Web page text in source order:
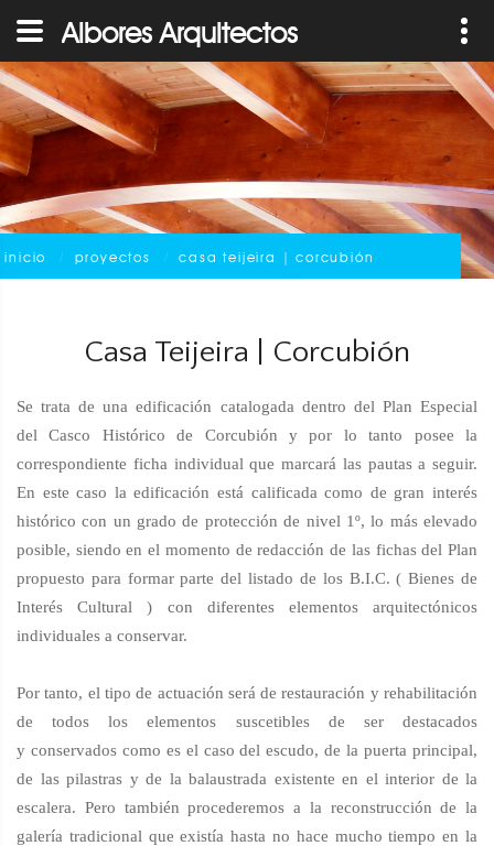
Albores Arquitectos
inicio proyectos casa teijeira | corcubión
Casa Teijeira | Corcubión
Se trata de una edificación catalogada dentro del Plan Especial
del Casco Histórico de Corcubión y por lo tanto posee la
correspondiente ficha individual que marcará las pautas a seguir.
En este caso la edificación está calificada como de gran interés
histórico con un grado de protección de nivel 1º, lo más elevado
posible, siendo en el momento de redacción de las fichas del Plan
propuesto para formar parte del listado de los B.I.C. ( Bienes de
Interés Cultural ) con diferentes elementos arquitectónicos
individuales a conservar.
Por tanto, el tipo de actuación será de restauración y rehabilitación
de todos los elementos suscetibles de ser destacados
y conservados como es el caso del escudo, de la puerta principal,
de las pilastras y de la balaustrada existente en el interior de la
escalera. Pero también procederemos a la reconstrucción de la
galería tradicional que existía hasta no hace mucho tiempo en la